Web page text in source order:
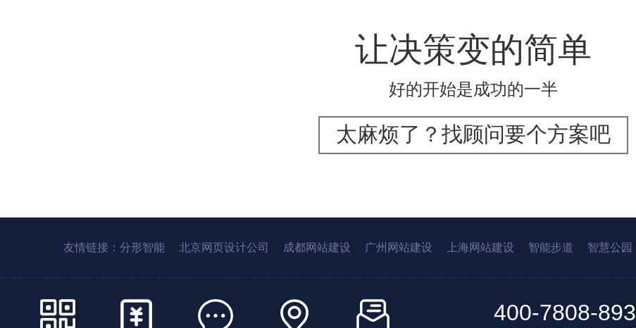
让决策变的简单
好的开始是成功的一半
太麻烦了？找顾问要个方案吧
友情链接： 分形智能 北京网页设计公司 成都网站建设 广州网站建设 上海网站建设 智能步道 智慧公园
400-7808-893